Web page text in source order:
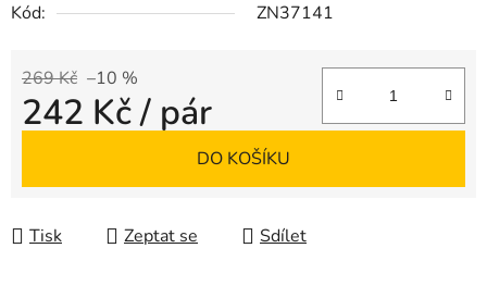
Kód:
ZN37141
269 Kč –10 %
242 Kč/ pár
DO KOŠÍKU
Tisk Zeptat se Sdílet